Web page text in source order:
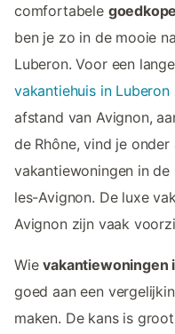
comfortabele
ben je zo in de mooie
Luberon. Voor een
vakantiehuis in Luberon
afstand van Avignon,
de Rhône, vind je
vakantiewoningen in
les-Avignon. De luxe
Avignon zijn vaak
Wievakantiewoningen
goed aan een
maken. De kans is